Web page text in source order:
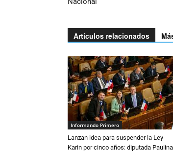
Artículos relacionados
Informando Primero
Lanzan idea para suspender la Ley
Karin por cinco años: diputada Paulina